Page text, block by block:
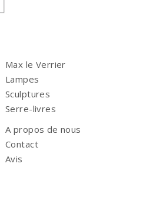
Max le Verrier
Lampes
Sculptures
Serre-livres
A propos de nous
Contact
Avis